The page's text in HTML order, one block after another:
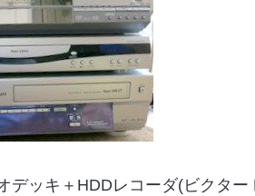
デッキ＋HDDレコーダ(ビクター